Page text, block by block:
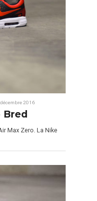
2016
Bred
Max Zero. La Nike